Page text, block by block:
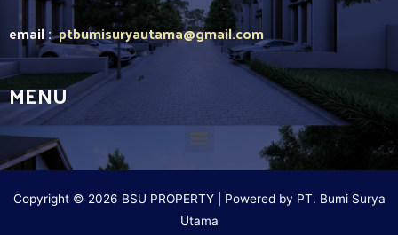
email :ptbumisuryautama@gmail.com
MENU
Copyright © 2026 BSU PROPERTY | Powered by PT. Bumi Surya
Utama